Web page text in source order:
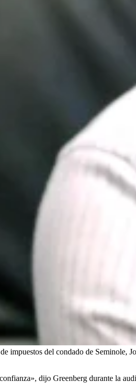
impuestos del condado de Seminole,
dijo Greenberg durante la